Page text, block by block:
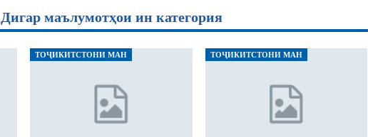
Дигар маълумотҳои ин категория
ТОҶИКИТСТОНИ МАН ТОҶИКИТСТОНИ МАН